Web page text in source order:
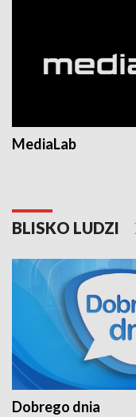
MediaLab
BLISKO LUDZI
Dobrego dnia